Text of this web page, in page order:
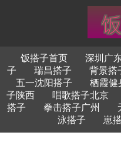
饭搭子首页 深圳广
子
瑞昌搭子 背景搭
五一沈阳搭子
栖霞健
子陕西
唱歌搭子北京
搭子
拳击搭子广州
泳搭子
崽